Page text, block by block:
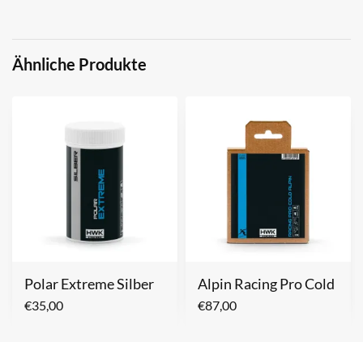
Ähnliche Produkte
Polar Extreme Silber
€35,00
Alpin Racing Pro Cold
€87,00